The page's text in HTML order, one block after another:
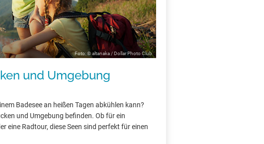
Foto: © altanaka / Dollar Photo Club
und Umgebung
Badesee an heißen Tagen abkühlen kann?
und Umgebung befinden. Ob für ein
eine Radtour, diese Seen sind perfekt für einen